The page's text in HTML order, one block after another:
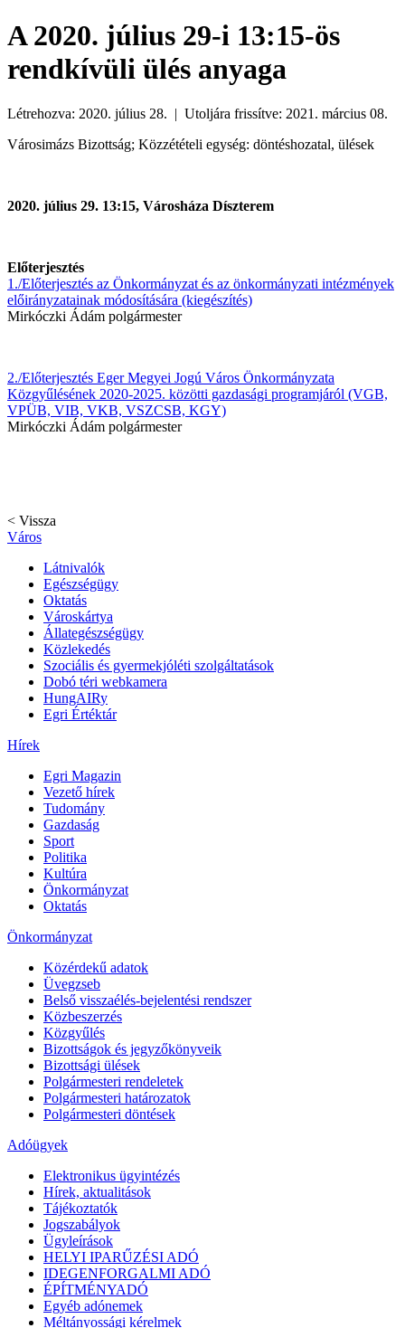
A 2020. július 29-i 13:15-ös
rendkívüli ülés anyaga
Létrehozva: 2020. július 28. | Utoljára frissítve: 2021. március 08.
Városimázs Bizottság; Közzétételi egység: döntéshozatal, ülések
2020. július 29. 13:15, Városháza Díszterem
Előterjesztés
1./Előterjesztés az Önkormányzat és az önkormányzati intézmények
előirányzatainak módosítására (kiegészítés)
Mirkóczki Ádám polgármester
2./Előterjesztés Eger Megyei Jogú Város Önkormányzata
Közgyűlésének 2020-2025. közötti gazdasági programjáról (VGB,
VPÜB, VIB, VKB, VSZCSB, KGY)
Mirkóczki Ádám polgármester
< Vissza
Város
Látnivalók
Egészségügy
Oktatás
Városkártya
Állategészségügy
Közlekedés
Szociális és gyermekjóléti szolgáltatások
Dobó téri webkamera
HungAIRy
Egri Értéktár
Hírek
Egri Magazin
Vezető hírek
Tudomány
Gazdaság
Sport
Politika
Kultúra
Önkormányzat
Oktatás
Önkormányzat
Közérdekű adatok
Üvegzseb
Belső visszaélés-bejelentési rendszer
Közbeszerzés
Közgyűlés
Bizottságok és jegyzőkönyveik
Bizottsági ülések
Polgármesteri rendeletek
Polgármesteri határozatok
Polgármesteri döntések
Adóügyek
Elektronikus ügyintézés
Hírek, aktualitások
Tájékoztatók
Jogszabályok
Ügyleírások
HELYI IPARŰZÉSI ADÓ
IDEGENFORGALMI ADÓ
ÉPÍTMÉNYADÓ
Egyéb adónemek
Méltányossági kérelmek